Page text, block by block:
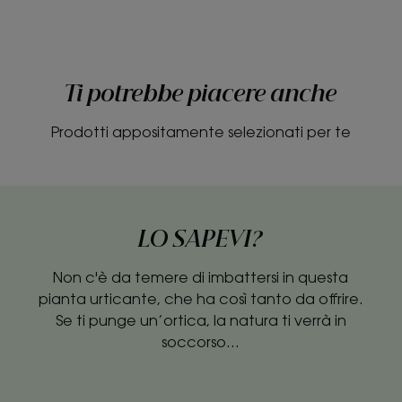
Ti potrebbe piacere anche
Prodotti appositamente selezionati per te
LO SAPEVI?
Non c'è da temere di imbattersi in questa
pianta urticante, che ha così tanto da offrire.
Se ti punge un’ortica, la natura ti verrà in
soccorso...